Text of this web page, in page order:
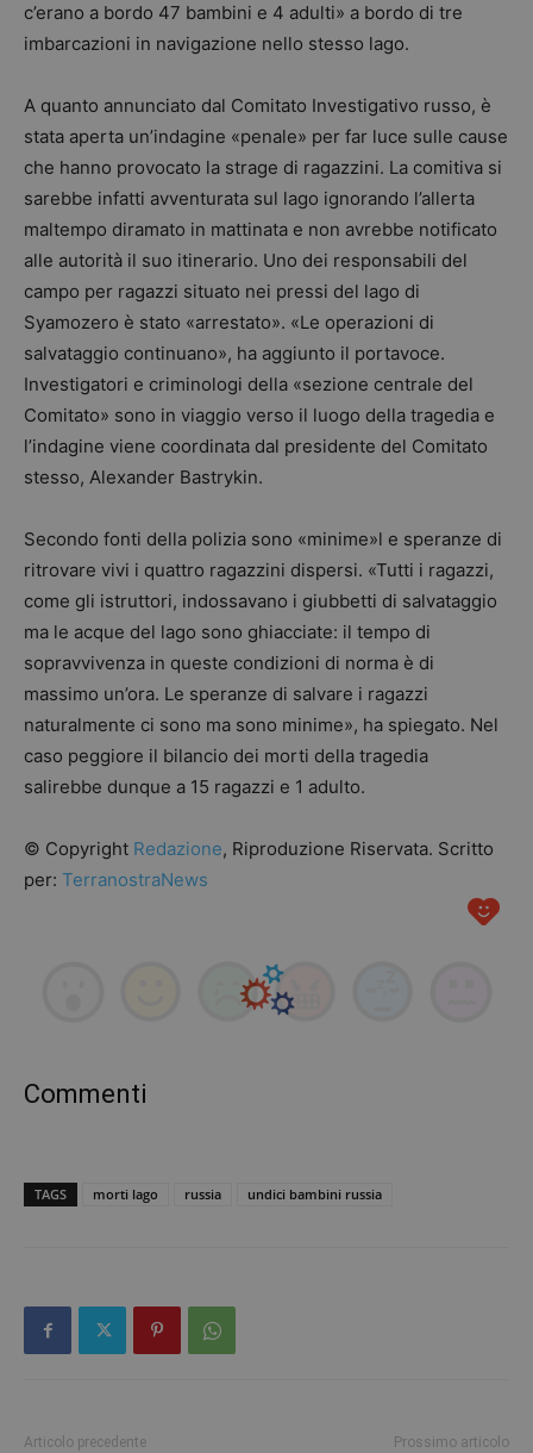
c’erano a bordo 47 bambini e 4 adulti» a bordo di tre
imbarcazioni in navigazione nello stesso lago.
A quanto annunciato dal Comitato Investigativo russo, è
stata aperta un’indagine «penale» per far luce sulle cause
che hanno provocato la strage di ragazzini. La comitiva si
sarebbe infatti avventurata sul lago ignorando l’allerta
maltempo diramato in mattinata e non avrebbe notificato
alle autorità il suo itinerario. Uno dei responsabili del
campo per ragazzi situato nei pressi del lago di
Syamozero è stato «arrestato». «Le operazioni di
salvataggio continuano», ha aggiunto il portavoce.
Investigatori e criminologi della «sezione centrale del
Comitato» sono in viaggio verso il luogo della tragedia e
l’indagine viene coordinata dal presidente del Comitato
stesso, Alexander Bastrykin.
Secondo fonti della polizia sono «minime»l e speranze di
ritrovare vivi i quattro ragazzini dispersi. «Tutti i ragazzi,
come gli istruttori, indossavano i giubbetti di salvataggio
ma le acque del lago sono ghiacciate: il tempo di
sopravvivenza in queste condizioni di norma è di
massimo un’ora. Le speranze di salvare i ragazzi
naturalmente ci sono ma sono minime», ha spiegato. Nel
caso peggiore il bilancio dei morti della tragedia
salirebbe dunque a 15 ragazzi e 1 adulto.
© Copyright Redazione, Riproduzione Riservata. Scritto
per: TerranostraNews
Commenti
TAGS morti lago russia undici bambini russia
Articolo precedente Prossimo articolo